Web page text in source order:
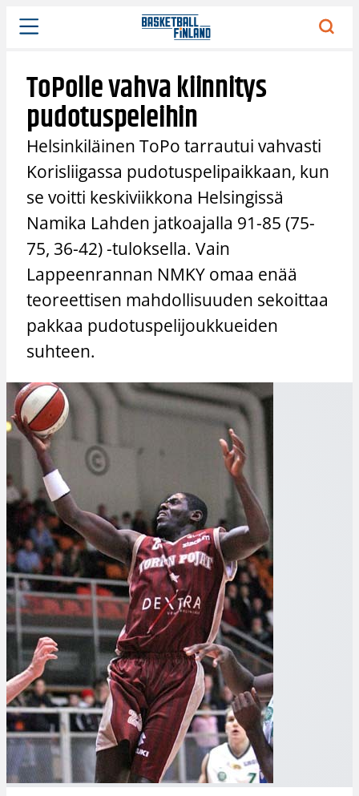
Siirry
sisältöön
ToPolle vahva kiinnitys
pudotuspeleihin
Helsinkiläinen ToPo tarrautui vahvasti
Korisliigassa pudotuspelipaikkaan, kun
se voitti keskiviikkona Helsingissä
Namika Lahden jatkoajalla 91-85 (75-
75, 36-42) -tuloksella. Vain
Lappeenrannan NMKY omaa enää
teoreettisen mahdollisuuden sekoittaa
pakkaa pudotuspelijoukkueiden
suhteen.